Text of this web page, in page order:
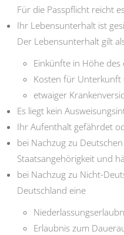
Für die Passpflicht reicht
Ihr Lebensunterhalt ist
Der Lebensunterhalt gilt
Einkünfte in Höhe des
Kosten für Unterkunft
etwaiger
Es liegt kein
Ihr Aufenthalt gefährdet
bei Nachzug zu
Staatsangehörigkeit und
bei Nachzug zu Nicht-
Deutschland eine
Erlaubnis zum